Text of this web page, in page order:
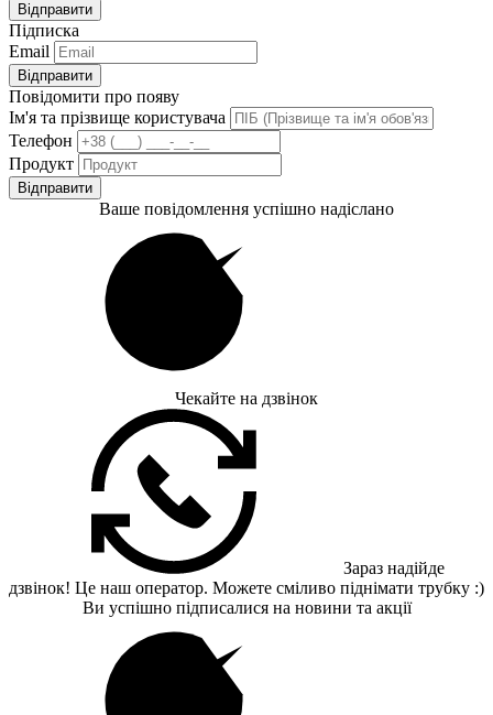
Відправити
Підписка
Email
Відправити
Повідомити про появу
Ім'я та прізвище користувача
Телефон
Продукт
Відправити
Ваше повідомлення успішно надіслано
Чекайте на дзвінок
Зараз надійде
дзвінок! Це наш оператор. Можете сміливо піднімати трубку :)
Ви успішно підписалися на новини та акції